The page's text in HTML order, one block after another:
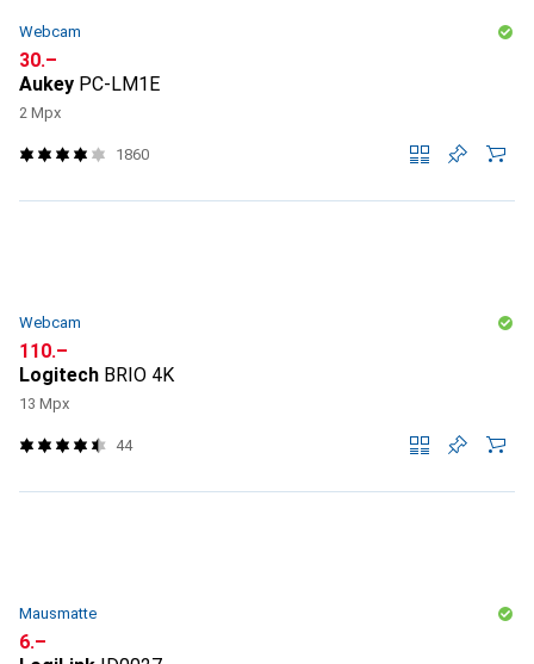
Webcam
CHF
30.–
Aukey PC-LM1E
2 Mpx
1860
Webcam
CHF
110.–
Logitech BRIO 4K
13 Mpx
44
Mausmatte
CHF
6.–